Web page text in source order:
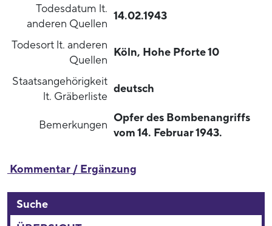
Todesdatum lt.
anderen Quellen
14.02.1943
Todesort lt. anderen
Quellen
Köln, Hohe Pforte 10
Staatsangehörigkeit
lt. Gräberliste
deutsch
Bemerkungen
Opfer des Bombenangriffs
vom 14. Februar 1943.
Kommentar / Ergänzung
Suche